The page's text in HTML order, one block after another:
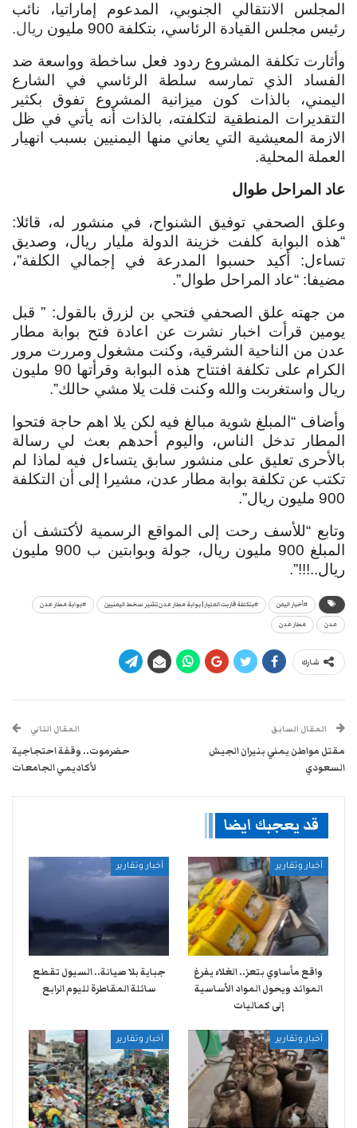
المجلس الانتقالي الجنوبي، المدعوم إماراتيا، نائب
رئيس مجلس القيادة الرئاسي، بتكلفة 900 مليون
ريال.
وأثارت تكلفة المشروع ردود فعل ساخطة وواسعة ضد
الفساد الذي تمارسه سلطة الرئاسي في الشارع
اليمني، بالذات كون ميزانية المشروع تفوق بكثير
التقديرات المنطقية لتكلفته، بالذات أنه يأتي في ظل
الازمة المعيشية التي يعاني منها اليمنيين بسبب انهيار
العملة المحلية.
عاد المراحل طوال
وعلق الصحفي توفيق الشنواح، في منشور له، قائلا:
“هذه البوابة كلفت خزينة الدولة مليار ريال، وصديق
تساءل: أكيد حسبوا المدرعة في إجمالي الكلفة”،
مضيفا: “عاد المراحل طوال”.
من جهته علق الصحفي فتحي بن لزرق بالقول: ” قبل
يومين قرأت اخبار نشرت عن اعادة فتح بوابة مطار
عدن من الناحية الشرقية، وكنت مشغول ومررت مرور
الكرام على تكلفة افتتاح هذه البوابة وقرأتها 90 مليون
ريال واستغربت والله وكنت قلت يلا مشي حالك”.
وأضاف “المبلغ شوية مبالغ فيه لكن يلا اهم حاجة فتحوا
المطار تدخل الناس، واليوم أحدهم بعث لي رسالة
بالأحرى تعليق على منشور سابق يتساءل فيه لماذا لم
تكتب عن تكلفة بوابة مطار عدن، مشيرا إلى أن التكلفة
900 مليون ريال”.
وتابع “للأسف رحت إلى المواقع الرسمية لأكتشف أن
المبلغ 900 مليون ريال، جولة وبوابتين ب 900 مليون
ريال..!!!”.
#أخبار اليمن #بتكلفة قاربت المليار| بوابة مطار عدن تشير سخط اليمنيين #بوابة مطار عدن
عدن مطار عدن
شارك
المقال السابق
مقتل مواطن يمني بنيران الجيش
السعودي
المقال التالي
حضرموت.. وقفة احتجاجية
لأكاديمي الجامعات
قد يعجبك ايضا
أخبار وتقارير
واقع مأساوي بتعز.. الغلاء يفرغ
الموائد ويحول المواد الأساسية
إلى كماليات
أخبار وتقارير
جباية بلا صيانة.. السيول تقطع
سائلة المقاطرة لليوم الرابع
أخبار وتقارير أخبار وتقارير